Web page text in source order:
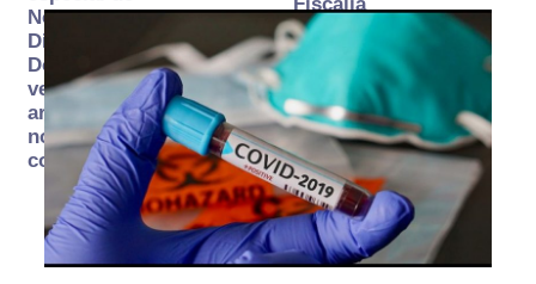
Norte
Digital:
Donde la
verdad
arde… pero
no se
consume
autónoma